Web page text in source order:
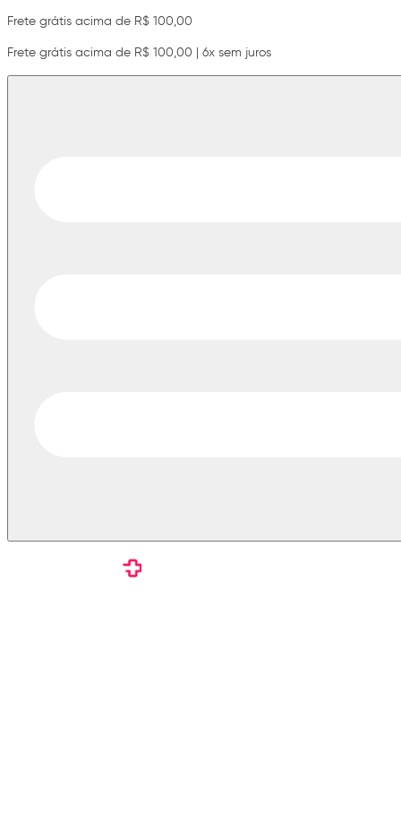
Frete grátis acima de R$ 100,00
Frete grátis acima de R$ 100,00 | 6x sem juros